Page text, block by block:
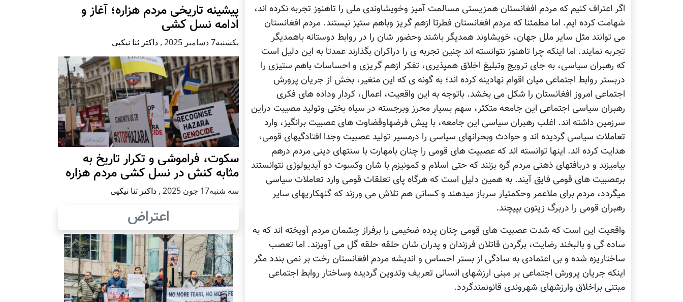
اگر اعتراف کنیم که مردم افغانستان همزیستی مسالمت آمیز وخویشاوندی ملی را تاهنوز تجربه نکرده اند،
شهامت کرده ایم. اما مطمئنا که مردم افغانستان فطرتا ازهم گریز وباهم ستیز نیستند. مردم افغانستان
می توانند مثل سایر ملل جهان، خویشاوند همدیگر باشند وحضور شان را در روابط دوستانه باهمدیگر
تجربه نمایند. اما اینکه چرا تاهنوز نتوانسته اند چنین تجربه ی را دراکران بگذارند عمدتا به این دلیل است
که رهبران سیاسی، به جای ترویج وتبلیغ اخلاق همپذیری، تفکر ازهم گریزی و احساسات باهم ستیزی را
دربستر روابط اجتماعی میان اقوام نهادینه کرده اند؛ به گونه ی که این متغیر، بخش از جریان پرورش
اجتماعی امروز افغانستان را شکل می بخشد. باتوجه به این واقعیت، اعمال، کردار وداده های فکری
رهبران سیاسی اجتماعی این جامعه متکثر، سهم بسیار محرز وبرجسته در سیاه بختی وتولید مصیبت دراین
سرزمین داشته اند. اغلب رهبران سیاسی این جامعه، با پیش فرضهاوقضاوت های عصبیت برانگیز، وارد
تعاملات سیاسی گردیده اند و حوادث وبحرانهای سیاسی را درمسیر تولید عصبیت وجدا افتادگیهای قومی،
هدایت کرده اند. اینها توانسته اند که عصبیت های قومی را چنان بامهارت با سنتهای دینی مردم درهم
بیامیزند و دربافتهای ذهنی مردم گره بزنند که حتی اسلام و کمونیزم با شان وکسوت دو آیدیولوژی نتوانستند
برعصبیت های قومی فایق آیند. به همین دلیل است که هرگاه پای تعلقات قومی وارد تعاملات سیاسی
میگردد، مردم برای ملاعمر وحکمتیار سرباز میدهند و کسانی هم تلاش می ورزند که گنهکاریهای سایر
رهبران قومی را دربرگ زیتون بپیچند.
واقعیت این است که شدت عصبیت های قومی چنان پرده ضخیمی را برفراز چشمان مردم آویخته اند که به
ساده گی و بالبخند رضایت، برگردن قاتلان فرزندان و پدران شان حلقه حلقه گل می آویزند. اما تعصب
ساختاریزه شده و بی اعتمادی به سادگی از بستر احساس و اندیشه مردم افغانستان رخت بر نمی بندد مگر
اینکه جریان پرورش اجتماعی بر مبنی ارزشهای انسانی تعریف وتدوین گردیده وساختار روابط اجتماعی
مبتنی براخلاق وارزشهای شهروندی قانونمندگردد.
پيشينه تاريخی مردم هزاره؛ آغاز و
ادامه نسل کشی
يكشنبه7 دسامبر 2025 , داکتر ثنا نیکپی
سکوت، فراموشی و تکرار تاريخ به
مثابه کنش در نسل کشی مردم هزاره
سه شنبه17 جون 2025 , داکتر ثنا نیکپی
اعتراض